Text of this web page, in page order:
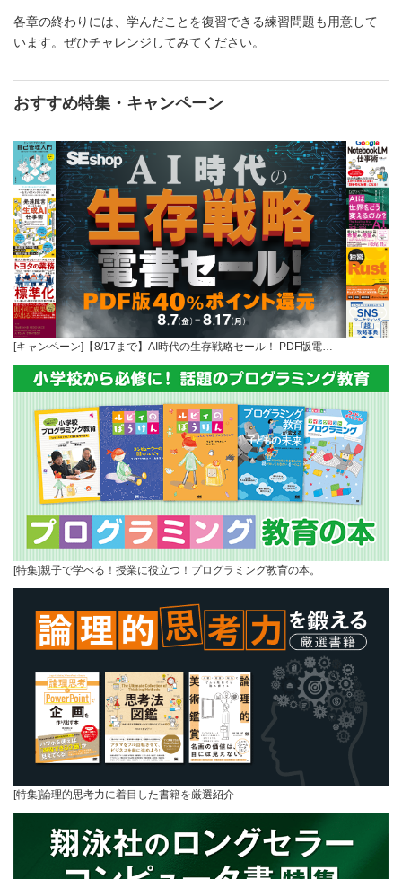
各章の終わりには、学んだことを復習できる練習問題も用意して
います。ぜひチャレンジしてみてください。
おすすめ特集・キャンペーン
[キャンペーン]【8/17まで】AI時代の生存戦略セール！ PDF版電…
[特集]親子で学べる！授業に役立つ！プログラミング教育の本。
[特集]論理的思考力に着目した書籍を厳選紹介